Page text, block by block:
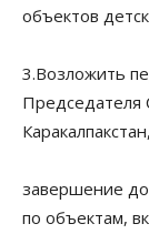
объектов
3.Возложить
Председателя
завершение
по объектам,